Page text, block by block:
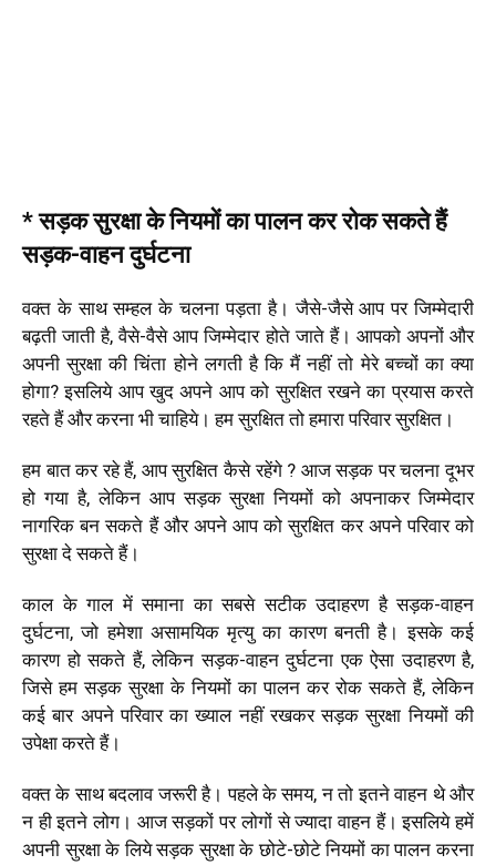
* सड़क सुरक्षा के नियमों का पालन कर रोक सकते हैं
सड़क-वाहन दुर्घटना
वक्त के साथ सम्हल के चलना पड़ता है। जैसे-जैसे आप पर जिम्मेदारी
बढ़ती जाती है, वैसे-वैसे आप जिम्मेदार होते जाते हैं। आपको अपनों और
अपनी सुरक्षा की चिंता होने लगती है कि मैं नहीं तो मेरे बच्चों का क्या
होगा? इसलिये आप खुद अपने आप को सुरक्षित रखने का प्रयास करते
रहते हैं और करना भी चाहिये। हम सुरक्षित तो हमारा परिवार सुरक्षित।
हम बात कर रहे हैं, आप सुरक्षित कैसे रहेंगे ? आज सड़क पर चलना दूभर
हो गया है, लेकिन आप सड़क सुरक्षा नियमों को अपनाकर जिम्मेदार
नागरिक बन सकते हैं और अपने आप को सुरक्षित कर अपने परिवार को
सुरक्षा दे सकते हैं।
काल के गाल में समाना का सबसे सटीक उदाहरण है सड़क-वाहन
दुर्घटना, जो हमेशा असामयिक मृत्यु का कारण बनती है। इसके कई
कारण हो सकते हैं, लेकिन सड़क-वाहन दुर्घटना एक ऐसा उदाहरण है,
जिसे हम सड़क सुरक्षा के नियमों का पालन कर रोक सकते हैं, लेकिन
कई बार अपने परिवार का ख्याल नहीं रखकर सड़क सुरक्षा नियमों की
उपेक्षा करते हैं।
वक्त के साथ बदलाव जरूरी है। पहले के समय, न तो इतने वाहन थे और
न ही इतने लोग। आज सड़कों पर लोगों से ज्यादा वाहन हैं। इसलिये हमें
अपनी सुरक्षा के लिये सड़क सुरक्षा के छोटे-छोटे नियमों का पालन करना